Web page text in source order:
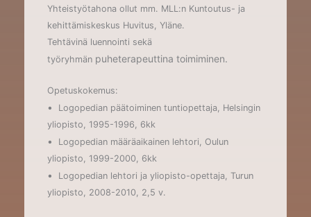
Yhteistyötahona ollut mm. MLL:n Kuntoutus- ja
kehittämiskeskus Huvitus, Yläne.
Tehtävinä luennointi sekä
työryhmän puheterapeuttina toimiminen.
Opetuskokemus:
•
Logopedian päätoiminen tuntiopettaja, Helsingin
yliopisto, 1995-1996, 6kk
•
Logopedian määräaikainen lehtori, Oulun
yliopisto, 1999-2000, 6kk
•
Logopedian lehtori ja yliopisto-opettaja, Turun
yliopisto, 2008-2010, 2,5 v.